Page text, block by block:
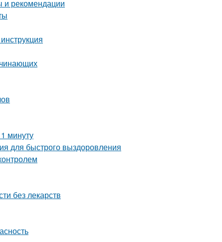
и рекомендации
минуту
для быстрого выздоровления
без лекарств